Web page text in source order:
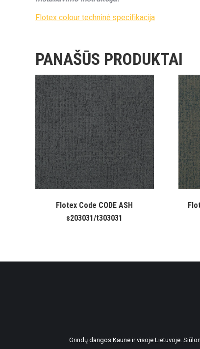
Flotex colour techninė specifikacija
PANAŠŪS PRODUKTAI
Flotex Code CODE ASH
s203031/t303031
Grindų dangos Kaune ir visoje Lietuvoje.